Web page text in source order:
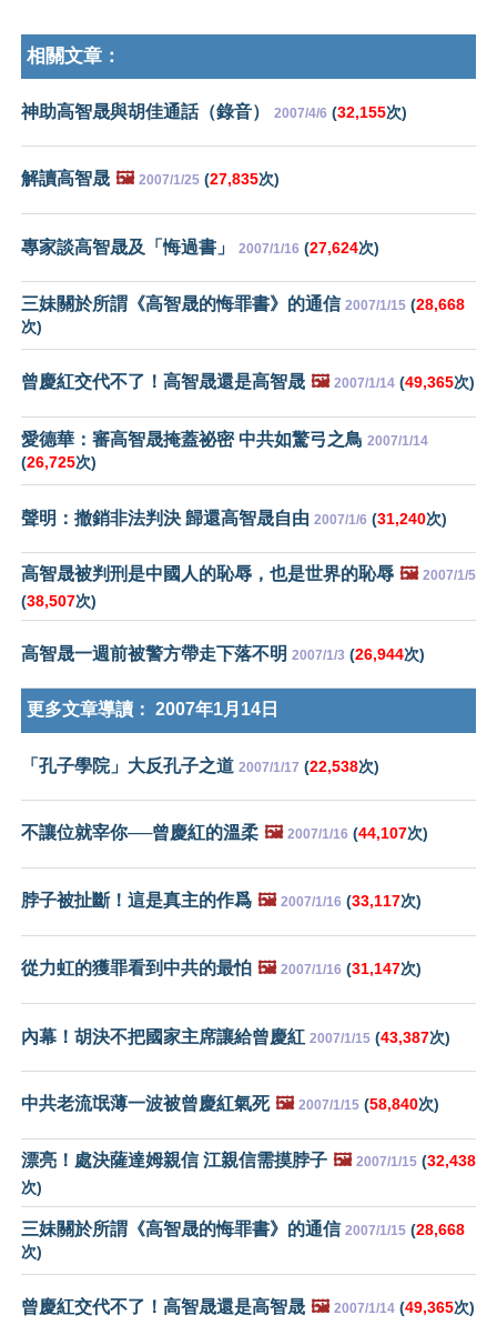
相關文章：
神助高智晟與胡佳通話（錄音） 2007/4/6 (32,155次)
解讀高智晟 🖼️ 2007/1/25 (27,835次)
專家談高智晟及「悔過書」 2007/1/16 (27,624次)
三妹關於所謂《高智晟的悔罪書》的通信 2007/1/15 (28,668
次)
曾慶紅交代不了！高智晟還是高智晟 🖼️ 2007/1/14 (49,365次)
愛德華：審高智晟掩蓋祕密 中共如驚弓之鳥 2007/1/14
(26,725次)
聲明：撤銷非法判決 歸還高智晟自由 2007/1/6 (31,240次)
高智晟被判刑是中國人的恥辱，也是世界的恥辱 🖼️ 2007/1/5
(38,507次)
高智晟一週前被警方帶走下落不明 2007/1/3 (26,944次)
更多文章導讀： 2007年1月14日
「孔子學院」大反孔子之道 2007/1/17 (22,538次)
不讓位就宰你──曾慶紅的溫柔 🖼️ 2007/1/16 (44,107次)
脖子被扯斷！這是真主的作爲 🖼️ 2007/1/16 (33,117次)
從力虹的獲罪看到中共的最怕 🖼️ 2007/1/16 (31,147次)
內幕！胡決不把國家主席讓給曾慶紅 2007/1/15 (43,387次)
中共老流氓薄一波被曾慶紅氣死 🖼️ 2007/1/15 (58,840次)
漂亮！處決薩達姆親信 江親信需摸脖子 🖼️ 2007/1/15 (32,438
次)
三妹關於所謂《高智晟的悔罪書》的通信 2007/1/15 (28,668
次)
曾慶紅交代不了！高智晟還是高智晟 🖼️ 2007/1/14 (49,365次)